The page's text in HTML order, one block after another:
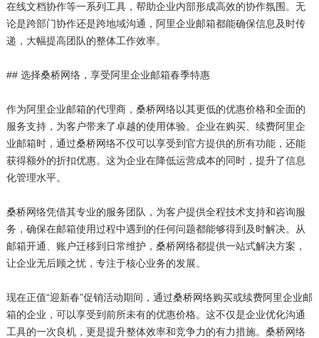
在线文档协作等一系列工具，帮助企业内部形成高效的协作氛围。无
论是跨部门协作还是跨地域沟通，阿里企业邮箱都能确保信息及时传
递，大幅提高团队的整体工作效率。
## 选择桑桥网络，享受阿里企业邮箱春季特惠
作为阿里企业邮箱的代理商，桑桥网络以其更低的优惠价格和全面的
服务支持，为客户带来了卓越的使用体验。企业在购买、续费阿里企
业邮箱时，通过桑桥网络不仅可以享受到官方提供的所有功能，还能
获得额外的折扣优惠。这为企业在降低运营成本的同时，提升了信息
化管理水平。
桑桥网络凭借其专业的服务团队，为客户提供全程技术支持和咨询服
务，确保在邮箱使用过程中遇到的任何问题都能够得到及时解决。从
邮箱开通、账户迁移到日常维护，桑桥网络都提供一站式解决方案，
让企业无后顾之忧，专注于核心业务的发展。
现在正值“迎新春”促销活动期间，通过桑桥网络购买或续费阿里企业邮
箱的企业，可以享受到前所未有的优惠价格。这不仅是企业优化沟通
工具的一次良机，更是提升整体效率和竞争力的有力措施。桑桥网络